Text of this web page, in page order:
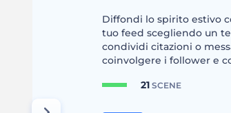
Diffondi lo spirito estivo
tuo feed scegliendo un
condividi citazioni o
coinvolgere i follower e
21 SCENE